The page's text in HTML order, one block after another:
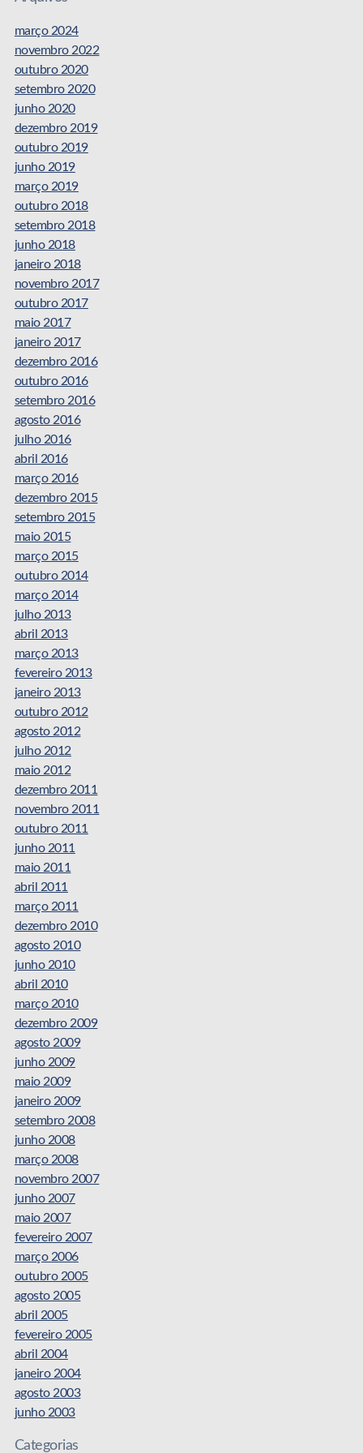
março 2024
novembro 2022
outubro 2020
setembro 2020
junho 2020
dezembro 2019
outubro 2019
junho 2019
março 2019
outubro 2018
setembro 2018
junho 2018
janeiro 2018
novembro 2017
outubro 2017
maio 2017
janeiro 2017
dezembro 2016
outubro 2016
setembro 2016
agosto 2016
julho 2016
abril 2016
março 2016
dezembro 2015
setembro 2015
maio 2015
março 2015
outubro 2014
março 2014
julho 2013
abril 2013
março 2013
fevereiro 2013
janeiro 2013
outubro 2012
agosto 2012
julho 2012
maio 2012
dezembro 2011
novembro 2011
outubro 2011
junho 2011
maio 2011
abril 2011
março 2011
dezembro 2010
agosto 2010
junho 2010
abril 2010
março 2010
dezembro 2009
agosto 2009
junho 2009
maio 2009
janeiro 2009
setembro 2008
junho 2008
março 2008
novembro 2007
junho 2007
maio 2007
fevereiro 2007
março 2006
outubro 2005
agosto 2005
abril 2005
fevereiro 2005
abril 2004
janeiro 2004
agosto 2003
junho 2003
Categorias